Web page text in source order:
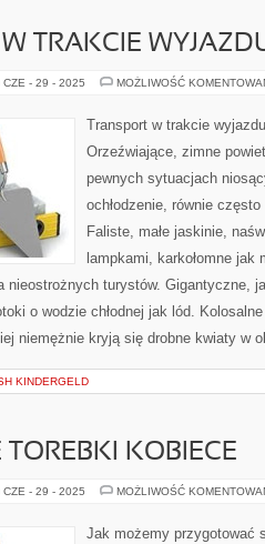
W TRAKCIE
CZE - 29 - 2025 MOŻLIWOŚĆ
Transport w trakcie
Orzeźwiające, zimne
pewnych sytuacjach
ochłodzenie, równie
Faliste, małe jaskinie,
lampkami, karkołomne
nieostrożnych turystów. Gigantyczne,
o wodzie chłodnej jak lód.
niemężnie kryją się drobne kwiaty w
KINDERGELD
TOREBKI KOBIECE
CZE - 29 - 2025 MOŻLIWOŚĆ
Jak możemy przygotować